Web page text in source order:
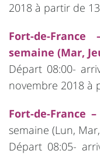
2018 à partir de
Fort-de-
semaine (Mar,
Départ 08:00-
novembre 2018 à
Fort-de-France
semaine (Lun,
Départ 08:05-